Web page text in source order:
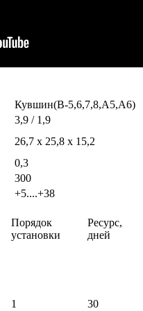
Кувшин(В-5,6,7,8,А5,А6)
3,9 / 1,9
26,7 x 25,8 x 15,2
0,3
300
+5....+38
Порядок
установки
Ресурс,
дней
1 30